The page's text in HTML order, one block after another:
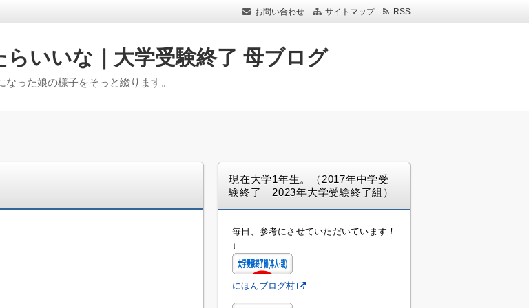
お問い合わせ サイトマップ RSS
いいな｜大学受験終了 母ブログ
った娘の様子をそっと綴ります。
現在大学1年生。（2017年中学受
験終了 2023年大学受験終了組）
毎日、参考にさせていただいています！
↓
にほんブログ村